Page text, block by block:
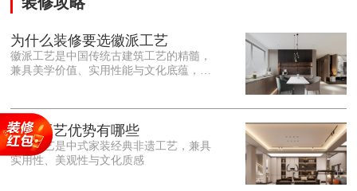
为什么装修要选徽派工艺
徽派工艺是中国传统古建筑工艺的精髓，
兼具美学价值、实用性能与文化底蕴，优
雕细琢的砖、木、石雕为特色，线条古朴
大气，意境悠远，自带东方中式雅致韵
味，耐看且不易过时。<o:p></o:p> 在工
艺品质上，徽派工艺遵循古法匠心工序，
徽派工艺优势有哪些
徽派工艺是中式家装经典非遗工艺，兼具
实用性、美观性与文化质感